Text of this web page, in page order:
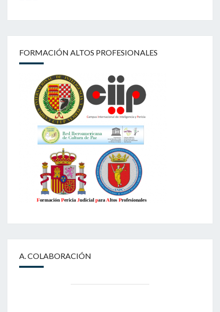
FORMACIÓN ALTOS PROFESIONALES
A. COLABORACIÓN